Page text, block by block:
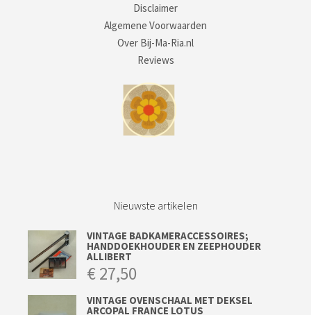
Disclaimer
Algemene Voorwaarden
Over Bij-Ma-Ria.nl
Reviews
Nieuwste artikelen
VINTAGE BADKAMERACCESSOIRES;
HANDDOEKHOUDER EN ZEEPHOUDER
ALLIBERT
€27,50
VINTAGE OVENSCHAAL MET DEKSEL
ARCOPAL FRANCE LOTUS